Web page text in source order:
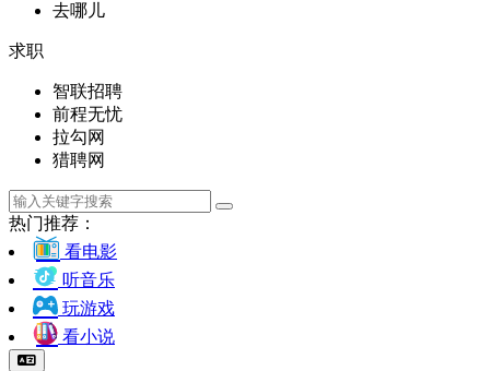
去哪儿
求职
智联招聘
前程无忧
拉勾网
猎聘网
热门推荐：
看电影
听音乐
玩游戏
看小说